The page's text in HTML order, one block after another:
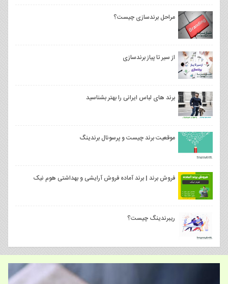
مراحل برندسازی چیست؟
از سیر تا پیاز برندسازی
برند های لباس ایرانی را بهتر بشناسید
موقعیت برند چیست و پرسونال برندینگ
فروش برند | برند آماده فروش آرایشی و بهداشتی هوم نیک
ریبرندینگ چیست؟